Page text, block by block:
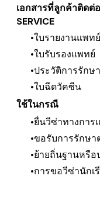
เอกสารที่ลูกค้าติดต่
SERVICE
ใบรายงานแพท
ใบรับรองแพทย์
ประวัติการรักษา
ใบฉีดวัคซีน
ใช้ในกรณี
ยื่นวีซ่าทางการ
ขอรับการรักษา
ย้ายถิ่นฐานหรื
การขอวีซ่านักเ